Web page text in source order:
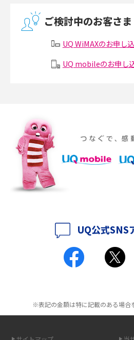
無線LANとは？メリット・デメリットや接続
メッシュWi-Fiとは？仕組みやメリット・デ
ポケット型Wi-Fiをレンタルするメリットと
徴も紹介
持ち運びできるポケット型Wi-Fiのおススメ
ットも紹介
ポケット型Wi-Fiとは？通信の仕組みやメリ
工事不要！置くだけWi-Fiの特徴は？メリッ
介
ご検討中のお客さま
UQ WiMAXのお申し
UQ mobileのお申し
UQ公式SNS
※表記の金額は特に記載のある場合